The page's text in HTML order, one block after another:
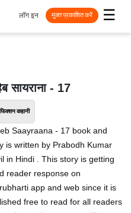
☰
लॉग इन मुक्त प्रकाशित करें
सायराना - 17
फिक्शन कहानी
Saayraana - 17 book and
is written by Prabodh Kumar
in Hindi . This story is getting
reader response on
app and web since it is
free to read for all readers